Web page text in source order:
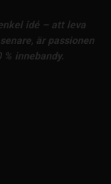
idé – att leva
är passionen
innebandy.